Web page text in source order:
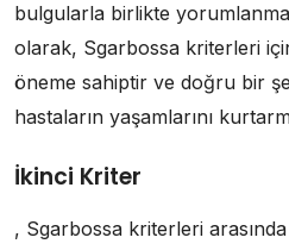
bulgularla birlikte
olarak, Sgarbossa kriterleri
öneme sahiptir ve doğru bir
hastaların yaşamlarını
İkinci Kriter
, Sgarbossa kriterleri